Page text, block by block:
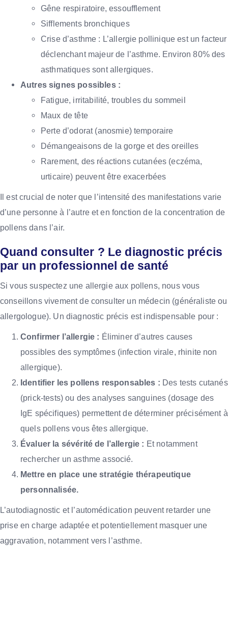
Gêne respiratoire, essoufflement
Sifflements bronchiques
Crise d’asthme : L’allergie pollinique est un facteur
déclenchant majeur de l’asthme. Environ 80% des
asthmatiques sont allergiques.
Autres signes possibles :
Fatigue, irritabilité, troubles du sommeil
Maux de tête
Perte d’odorat (anosmie) temporaire
Démangeaisons de la gorge et des oreilles
Rarement, des réactions cutanées (eczéma,
urticaire) peuvent être exacerbées
Il est crucial de noter que l’intensité des manifestations varie
d’une personne à l’autre et en fonction de la concentration de
pollens dans l’air.
Quand consulter ? Le diagnostic précis
par un professionnel de santé
Si vous suspectez une allergie aux pollens, nous vous
conseillons vivement de consulter un médecin (généraliste ou
allergologue). Un diagnostic précis est indispensable pour :
Confirmer l’allergie : Éliminer d’autres causes
possibles des symptômes (infection virale, rhinite non
allergique).
Identifier les pollens responsables : Des tests cutanés
(prick-tests) ou des analyses sanguines (dosage des
IgE spécifiques) permettent de déterminer précisément à
quels pollens vous êtes allergique.
Évaluer la sévérité de l’allergie : Et notamment
rechercher un asthme associé.
Mettre en place une stratégie thérapeutique
personnalisée.
L’autodiagnostic et l’automédication peuvent retarder une
prise en charge adaptée et potentiellement masquer une
aggravation, notamment vers l’asthme.